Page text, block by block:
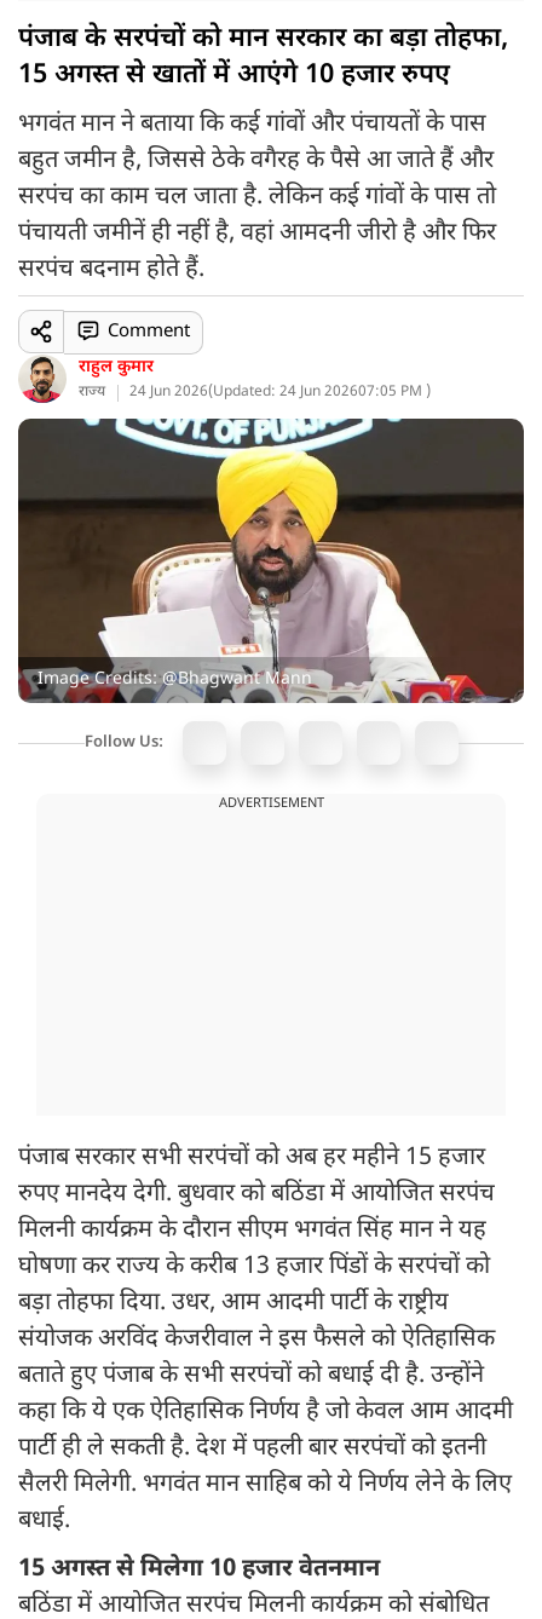
पंजाब के सरपंचों को मान सरकार का बड़ा तोहफा,
15 अगस्त से खातों में आएंगे 10 हजार रुपए
भगवंत मान ने बताया कि कई गांवों और पंचायतों के पास
बहुत जमीन है, जिससे ठेके वगैरह के पैसे आ जाते हैं और
सरपंच का काम चल जाता है. लेकिन कई गांवों के पास तो
पंचायती जमीनें ही नहीं है, वहां आमदनी जीरो है और फिर
सरपंच बदनाम होते हैं.
राहुल कुमार
राज्य 24 Jun 2026(Updated: 24 Jun 202607:05 PM )
Comment
Image Credits: @Bhagwant Mann
Follow Us:
ADVERTISEMENT
पंजाब सरकार सभी सरपंचों को अब हर महीने 15 हजार
रुपए मानदेय देगी. बुधवार को बठिंडा में आयोजित सरपंच
मिलनी कार्यक्रम के दौरान सीएम भगवंत सिंह मान ने यह
घोषणा कर राज्य के करीब 13 हजार पिंडों के सरपंचों को
बड़ा तोहफा दिया. उधर, आम आदमी पार्टी के राष्ट्रीय
संयोजक अरविंद केजरीवाल ने इस फैसले को ऐतिहासिक
बताते हुए पंजाब के सभी सरपंचों को बधाई दी है. उन्होंने
कहा कि ये एक ऐतिहासिक निर्णय है जो केवल आम आदमी
पार्टी ही ले सकती है. देश में पहली बार सरपंचों को इतनी
सैलरी मिलेगी. भगवंत मान साहिब को ये निर्णय लेने के लिए
बधाई.
15 अगस्त से मिलेगा 10 हजार वेतनमान
बठिंडा में आयोजित सरपंच मिलनी कार्यक्रम को संबोधित